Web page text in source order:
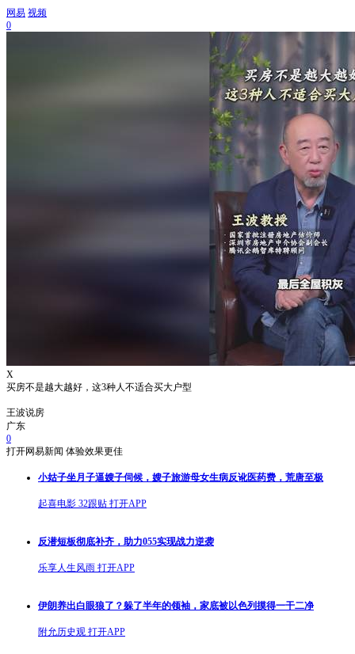
网易 视频
0
X
买房不是越大越好，这3种人不适合买大户型
王波说房
广东
0
打开网易新闻 体验效果更佳
小姑子坐月子逼嫂子伺候，嫂子旅游母女生病反讹医药费，荒唐至极
起喜电影 32跟贴 打开APP
反潜短板彻底补齐，助力055实现战力逆袭
乐享人生风雨 打开APP
伊朗养出白眼狼了？躲了半年的领袖，家底被以色列摸得一干二净
附允历史观 打开APP